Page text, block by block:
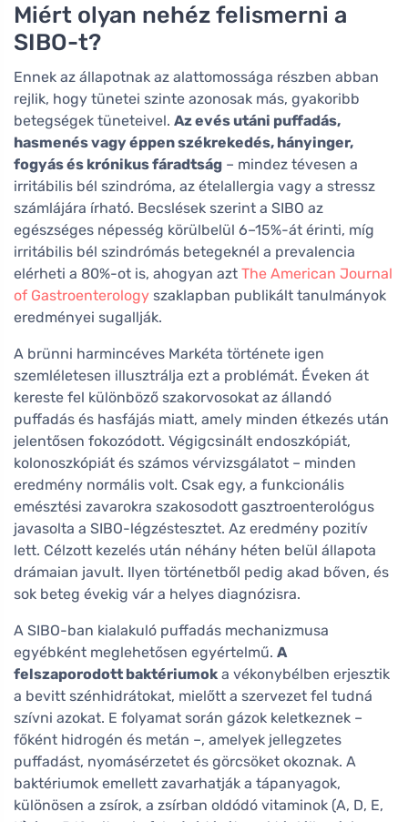
Miért olyan nehéz felismerni a
SIBO-t?
Ennek az állapotnak az alattomossága részben abban
rejlik, hogy tünetei szinte azonosak más, gyakoribb
betegségek tüneteivel. Az evés utáni puffadás,
hasmenés vagy éppen székrekedés, hányinger,
fogyás és krónikus fáradtság – mindez tévesen a
irritábilis bél szindróma, az ételallergia vagy a stressz
számlájára írható. Becslések szerint a SIBO az
egészséges népesség körülbelül 6–15%-át érinti, míg
irritábilis bél szindrómás betegeknél a prevalencia
elérheti a 80%-ot is, ahogyan azt The American Journal
of Gastroenterology szaklapban publikált tanulmányok
eredményei sugallják.
A brünni harmincéves Markéta története igen
szemléletesen illusztrálja ezt a problémát. Éveken át
kereste fel különböző szakorvosokat az állandó
puffadás és hasfájás miatt, amely minden étkezés után
jelentősen fokozódott. Végigcsinált endoszkópiát,
kolonoszkópiát és számos vérvizsgálatot – minden
eredmény normális volt. Csak egy, a funkcionális
emésztési zavarokra szakosodott gasztroenterológus
javasolta a SIBO-légzéstesztet. Az eredmény pozitív
lett. Célzott kezelés után néhány héten belül állapota
drámaian javult. Ilyen történetből pedig akad bőven, és
sok beteg évekig vár a helyes diagnózisra.
A SIBO-ban kialakuló puffadás mechanizmusa
egyébként meglehetősen egyértelmű. A
felszaporodott baktériumok a vékonybélben erjesztik
a bevitt szénhidrátokat, mielőtt a szervezet fel tudná
szívni azokat. E folyamat során gázok keletkeznek –
főként hidrogén és metán –, amelyek jellegzetes
puffadást, nyomásérzetet és görcsöket okoznak. A
baktériumok emellett zavarhatják a tápanyagok,
különösen a zsírok, a zsírban oldódó vitaminok (A, D, E,